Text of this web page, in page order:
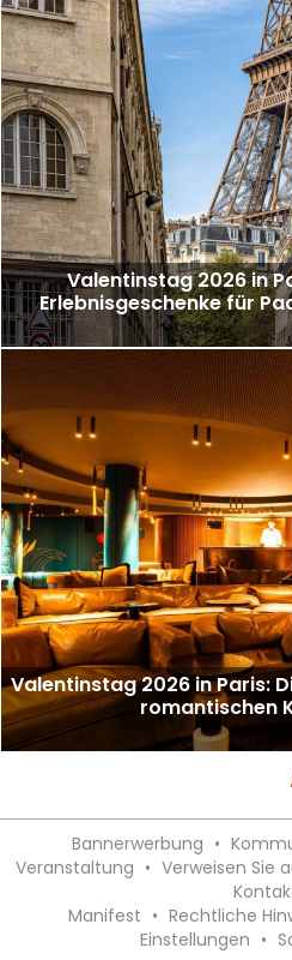
Valentinstag 2026 in
Erlebnisgeschenke für
Valentinstag 2026 in Paris:
romantischen
Bannerwerbung •
Veranstaltung • Verweisen Sie
Manifest • Rechtliche
Einstellungen •